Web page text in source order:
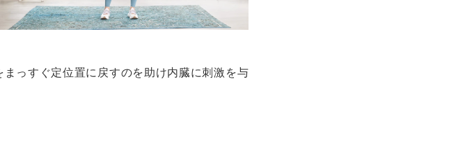
っすぐ定位置に戻すのを助け内臓に刺激を与